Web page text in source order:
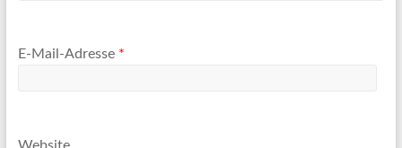
E-Mail-Adresse *